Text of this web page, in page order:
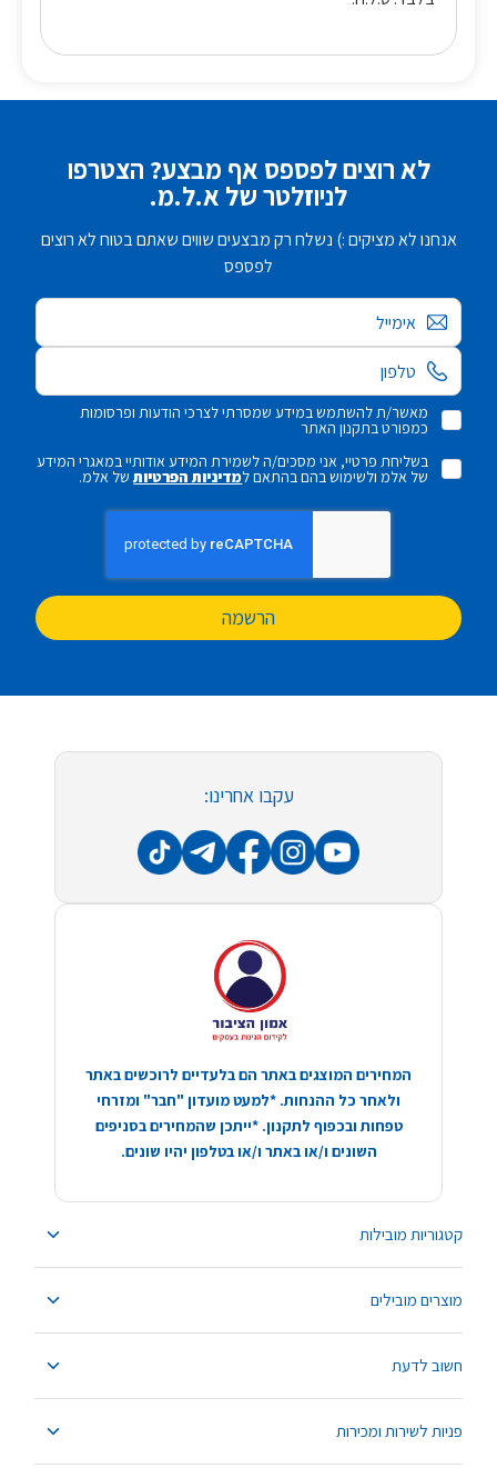
לא רוצים לפספס אף מבצע? הצטרפו
לניוזלטר של א.ל.מ.
אנחנו לא מציקים :) נשלח רק מבצעים שווים שאתם בטוח לא רוצים
לפספס
אימייל
מאשר/ת להשתמש במידע שמסרתי לצרכי הודעות ופרסומות
כמפורט בתקנון האתר
בשליחת פרטיי, אני מסכים/ה לשמירת המידע אודותיי במאגרי המידע
של אלמ ולשימוש בהם בהתאם למדיניות הפרטיותשל אלמ.
הרשמה
קטגוריות מובילות
מוצרים מובילים
חשוב לדעת
פניות לשירות ומכירות
עקבו אחרינו:
המחירים המוצגים באתר הם בלעדיים לרוכשים באתר
ולאחר כל ההנחות. *למעט מועדון "חבר" ומזרחי
טפחות ובכפוף לתקנון. *ייתכן שהמחירים בסניפים
השונים ו/או באתר ו/או בטלפון יהיו שונים.